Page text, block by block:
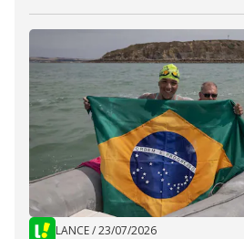
LANCE/23/07/2026